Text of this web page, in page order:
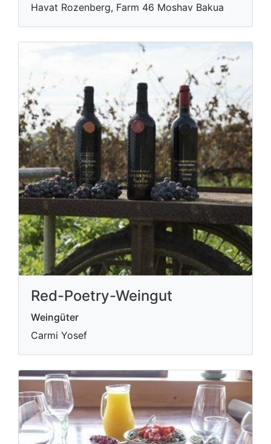
Havat Rozenberg, Farm 46 Moshav Bakua
Red-Poetry-Weingut
Weingüter
Carmi Yosef